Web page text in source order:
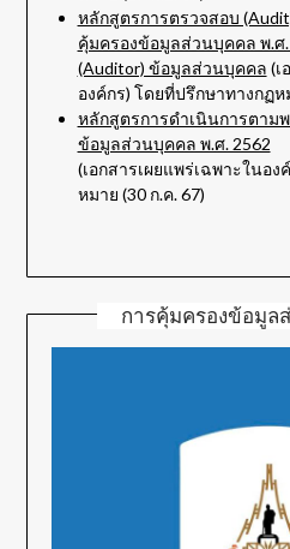
หลักสูตรการตรวจสอบ
คุ้มครองข้อมูลส่วนบุคคล พ.ศ
(Auditor) ข้อมูลส่วนบุคคล (เ
องค์กร) โดยที่ปรึกษาทางกฏห
หลักสูตรการดำเนินการตา
ข้อมูลส่วนบุคคล พ.ศ. 2562
(เอกสารเผยแพร่เฉพาะในอ
หมาย (30 ก.ค. 67)
การคุ้มครองข้อมูล